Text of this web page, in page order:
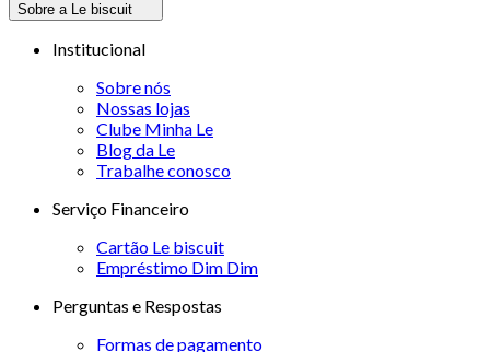
Sobre a Le biscuit
Institucional
Sobre nós
Nossas lojas
Clube Minha Le
Blog da Le
Trabalhe conosco
Serviço Financeiro
Cartão Le biscuit
Empréstimo Dim Dim
Perguntas e Respostas
Formas de pagamento